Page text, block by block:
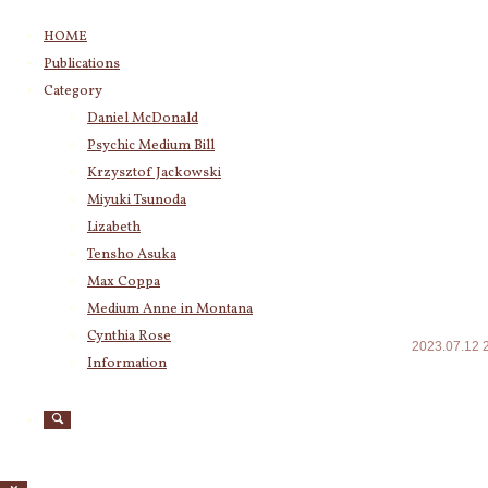
HOME
Publications
Category
Daniel McDonald
Psychic Medium Bill
Krzysztof Jackowski
Miyuki Tsunoda
Lizabeth
Tensho Asuka
Max Coppa
Medium Anne in Montana
Cynthia Rose
Information
2023.07.12
Category
Daniel McDonald(243)
Psychic Medium Bill(11)
Katherine(23)
Krzysztof Jackowski
Miyuki Tsunoda
Lizabeth (255)
Tensho Asuka
Amanda Coppa (210)
Max Coppa
Medium Anne in Montana